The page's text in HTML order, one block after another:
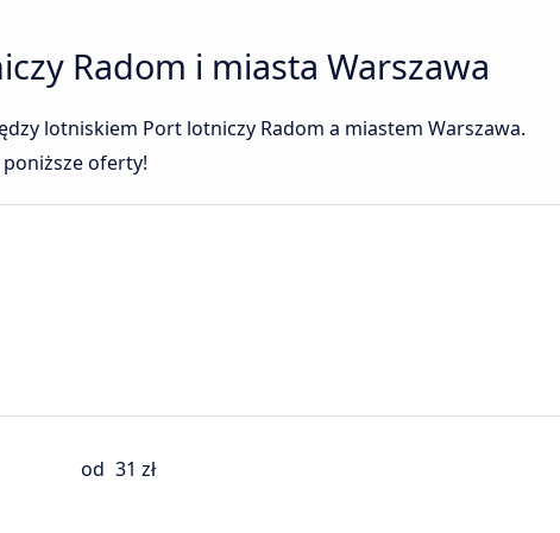
Radom i miasta Warszawa
lotniskiem Port lotniczy Radom a miastem Warszawa.
oferty!
od 31 zł